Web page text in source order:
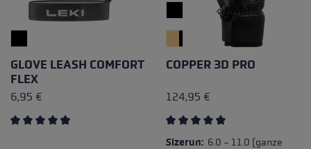
GLOVE LEASH COMFORT
FLEX
6,95 €
Durchschnittliche Bewertung von 4.88 von 5 Sternen
COPPER 3D PRO
124,95 €
Durchschnittliche
Sizerun: 6.0 - 11.0 (ganze